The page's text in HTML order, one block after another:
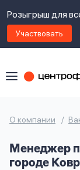
Розыгрыш для
Участвовать
О компании
Менеджер
городе
контакты
Я
правилами